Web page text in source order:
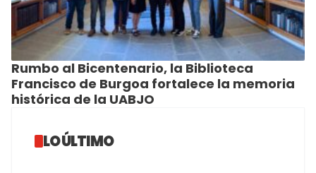
Rumbo al Bicentenario, la Biblioteca
Francisco de Burgoa fortalece la memoria
histórica de la UABJO
LO ÚLTIMO